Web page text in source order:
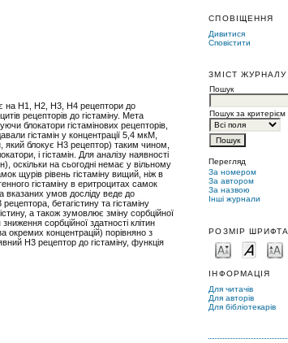
СПОВІЩЕННЯ
Дивитися
Сповістити
ЗМІСТ ЖУРНАЛУ
Пошук
Пошук за критерієм
Перегляд
За номером
За автором
За назвою
Інші журнали
РОЗМІР ШРИФТА
ІНФОРМАЦІЯ
Для читачів
Для авторів
Для бібліотекарів
на Н1, Н2, Н3, Н4 рецептори до
рецепторів до гістаміну. Мета
блокатори гістамінових рецепторів,
гістамін у концентрації 5,4 мкМ,
який блокує Н3 рецептор) таким чином,
і гістамін. Для аналізу наявності
оскільки на сьогодні немає у вільному
щурів рівень гістаміну вищий, ніж в
гістаміну в еритроцитах самок
вказаних умов досліду веде до
бетагістину та гістаміну
а також зумовлює зміну сорбційної
сорбційної здатності клітин
окремих концентрацій) порівняно з
Н3 рецептор до гістаміну, функція